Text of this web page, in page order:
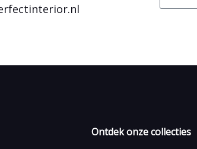
Ontdek onze collecties